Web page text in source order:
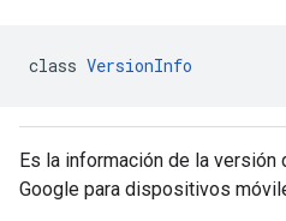
class VersionInfo
Es la información de la versión
Google para dispositivos